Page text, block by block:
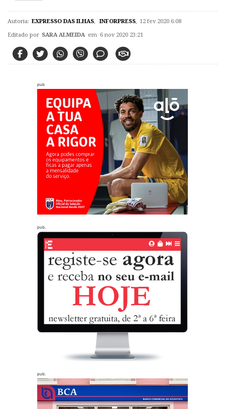
Autoria: EXPRESSO DAS ILHAS INFORPRESS 12 fev 2020 6:08
Editado por SARA ALMEIDA em 6 nov 2020 23:21
pub
pub.
pub.